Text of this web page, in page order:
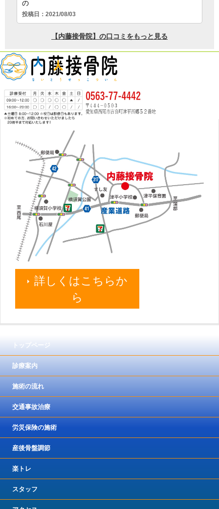
詳しくはこちらか
ら
トップページ
診療案内
施術の流れ
交通事故治療
労災保険の施術
産後骨盤調節
楽トレ
スタッフ